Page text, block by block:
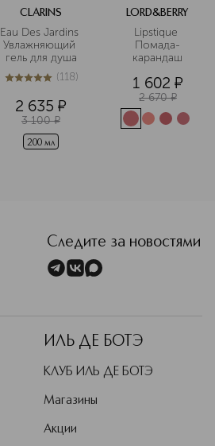
CLARINS
Eau Des Jardins
Увлажняющий
гель для душа
5из 5118 (118)
2 635 ¤
3 100 ¤
200 мл
LORD&BERRY
Lipstique
Помада-
карандаш
1 602 ¤
2 670 ¤
Следите за новостями
ИЛЬ ДЕ БОТЭ
КЛУБ ИЛЬ ДЕ БОТЭ
Магазины
Акции